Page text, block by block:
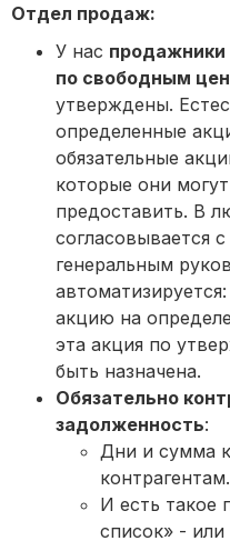
Отдел продаж:
У нас продажники
по свободным
утверждены.
определенные
обязательные
которые они
предоставить. В
согласовывается
генеральным
акцию на
эта акция по
быть назначена.
Обязательно
задолженность:
Дни и сумма
контрагентам.
И есть такое
список» -